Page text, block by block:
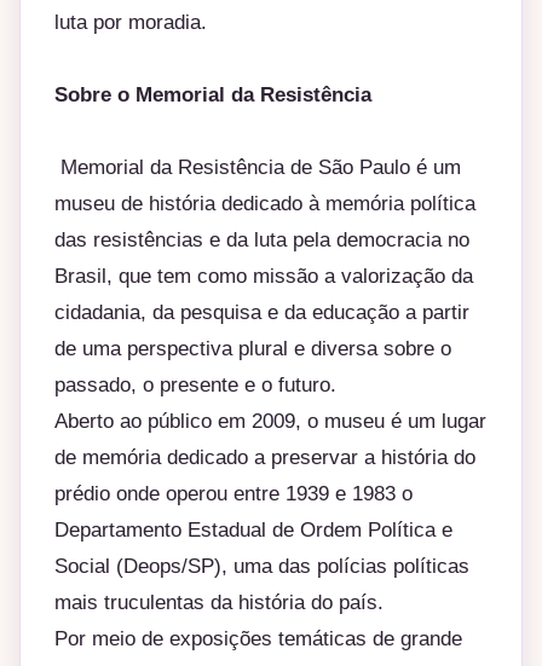
luta por moradia.
Sobre o Memorial da Resistência
Memorial da Resistência de São Paulo é um
museu de história dedicado à memória política
das resistências e da luta pela democracia no
Brasil, que tem como missão a valorização da
cidadania, da pesquisa e da educação a partir
de uma perspectiva plural e diversa sobre o
passado, o presente e o futuro.
Aberto ao público em 2009, o museu é um lugar
de memória dedicado a preservar a história do
prédio onde operou entre 1939 e 1983 o
Departamento Estadual de Ordem Política e
Social (Deops/SP), uma das polícias políticas
mais truculentas da história do país.
Por meio de exposições temáticas de grande